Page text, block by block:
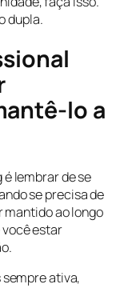
dupla.
lo a
lembrar de se
se precisa de
mantido ao longo
estar
ativa,